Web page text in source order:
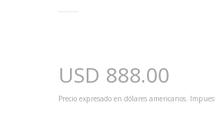
USD 888.00
Precio expresado en dólares americanos.